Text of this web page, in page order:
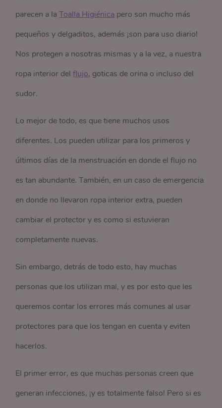
parecen a laToalla Higiénica pero son mucho más
pequeños y delgaditos, además ¡son para uso diario!
Nos protegen a nosotras mismas y a la vez, a nuestra
ropa interior delflujo, goticas de orina o incluso del
sudor.
Lo mejor de todo, es que tiene muchos usos
diferentes. Los pueden utilizar para los primeros y
últimos días de la menstruación en donde el flujo no
es tan abundante. También, en un caso de emergencia
en donde no llevaron ropa interior extra, pueden
cambiar el protector y es como si estuvieran
completamente nuevas.
Sin embargo, detrás de todo esto, hay muchas
personas que los utilizan mal, y es por esto que les
queremos contar los errores más comunes al usar
protectores para que los tengan en cuenta y eviten
hacerlos.
El primer error, es que muchas personas creen que
generan infecciones, ¡y es totalmente falso! Pero si es